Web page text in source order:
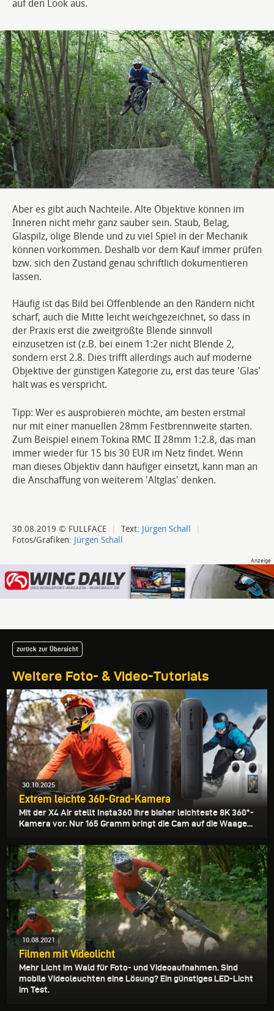
auf den Look aus.
Aber es gibt auch Nachteile. Alte Objektive können im
Inneren nicht mehr ganz sauber sein. Staub, Belag,
Glaspilz, ölige Blende und zu viel Spiel in der Mechanik
können vorkommen. Deshalb vor dem Kauf immer prüfen
bzw. sich den Zustand genau schriftlich dokumentieren
lassen.
Häufig ist das Bild bei Offenblende an den Rändern nicht
scharf, auch die Mitte leicht weichgezeichnet, so dass in
der Praxis erst die zweitgrößte Blende sinnvoll
einzusetzen ist (z.B. bei einem 1:2er nicht Blende 2,
sondern erst 2.8. Dies trifft allerdings auch auf moderne
Objektive der günstigen Kategorie zu, erst das teure 'Glas'
hält was es verspricht.
Tipp: Wer es ausprobieren möchte, am besten erstmal
nur mit einer manuellen 28mm Festbrennweite starten.
Zum Beispiel einem Tokina RMC II 28mm 1:2.8, das man
immer wieder für 15 bis 30 EUR im Netz findet. Wenn
man dieses Objektiv dann häufiger einsetzt, kann man an
die Anschaffung von weiterem 'Altglas' denken.
30.08.2019 © FULLFACE Text: Jürgen Schall
Fotos/Grafiken:
Jürgen Schall
Weitere Foto- & Video-Tutorials
zurück zur Übersicht
30.10.2025
Extrem leichte 360-Grad-Kamera
Mit der X4 Air stellt Insta360 ihre bisher leichteste 8K 360°-
Kamera vor. Nur 165 Gramm bringt die Cam auf die Waage...
10.08.2021
Filmen mit Videolicht
Mehr Licht im Wald für Foto- und Videoaufnahmen. Sind
mobile Videoleuchten eine Lösung? Ein günstiges LED-Licht
im Test.